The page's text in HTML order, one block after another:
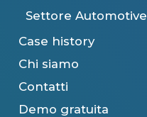
Settore Automotive
Case history
Chi siamo
Contatti
Demo gratuita